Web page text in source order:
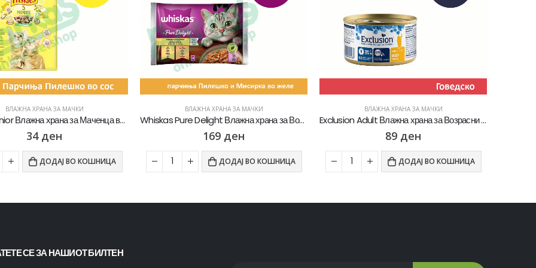
ВЛАЖНА ХРАНА ЗА МАЧКИ
Friskies Junior Влажна храна за Маченца во развој со Пилешко во сос [Кесичка 85]
34 ден
ДОДАЈ ВО КОШНИЦА
ВЛАЖНА ХРАНА ЗА МАЧКИ
Whiskas Pure Delight Влажна храна за Возрасни мачки со Парчиња Пилешко и Мисирка во желе [Кесичка 4×85гр]
169 ден
ДОДАЈ ВО КОШНИЦА
ВЛАЖНА ХРАНА ЗА МАЧКИ
Exclusion Adult Влажна храна за Возрасни мачки со Говедско пате [Конзерва 85гр]
89 ден
ДОДАЈ ВО КОШНИЦА
СЕ ЗА НАШИОТ БИЛТЕН